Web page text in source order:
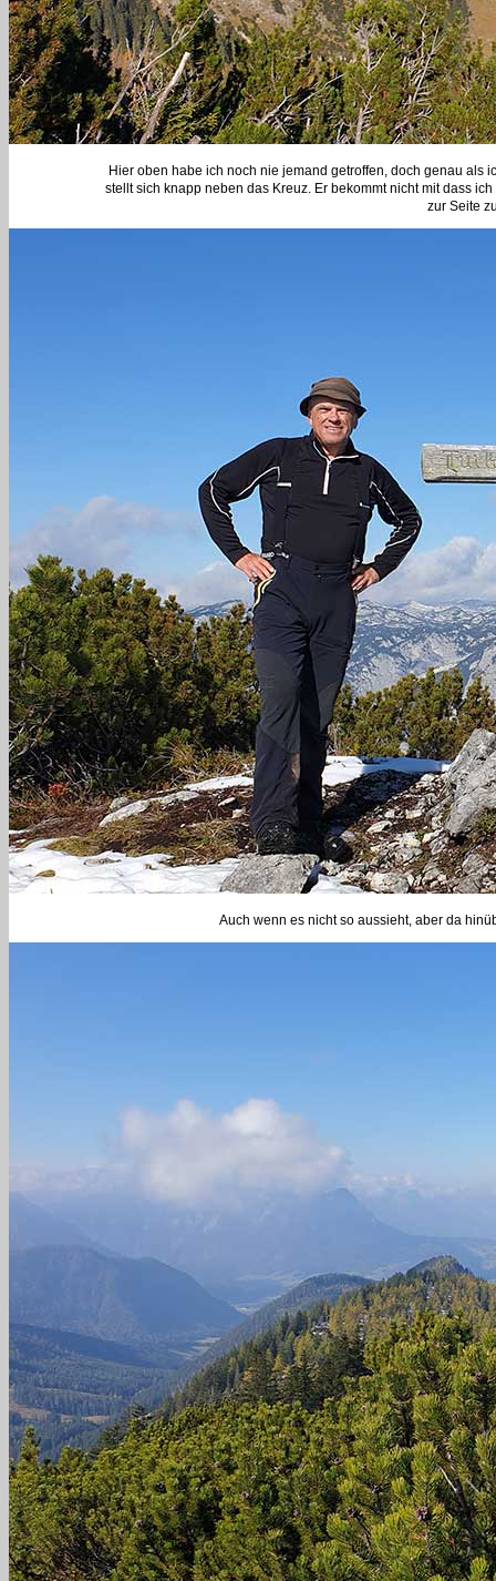
Hier oben habe ich noch nie jemand getroffen, doch genau als
stellt sich knapp neben das Kreuz. Er bekommt nicht mit dass
zur Seite
Auch wenn es nicht so aussieht, aber da